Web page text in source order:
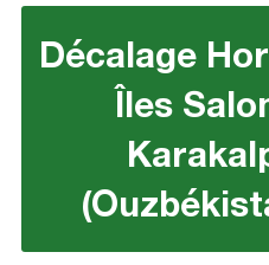
Décalage
Îles